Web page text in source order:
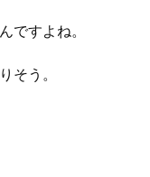
ですよね。
そう。